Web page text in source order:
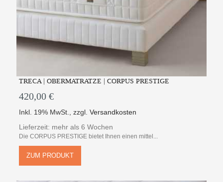
TRECA | OBERMATRATZE | CORPUS PRESTIGE
420,00 €
Inkl. 19% MwSt. ,zzgl.Versandkosten
Lieferzeit: mehr als 6 Wochen
Die CORPUS PRESTIGE bietet Ihnen einen mittel...
ZUM PRODUKT